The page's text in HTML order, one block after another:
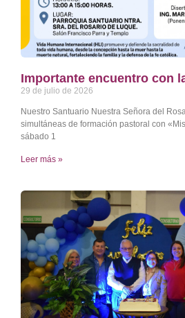
Importante encuentro con
29 de julio de 2026
Nuestro Santuario Nuestra Señora del
simultáneas de formación pastoral con
sábado 1
Leer más »